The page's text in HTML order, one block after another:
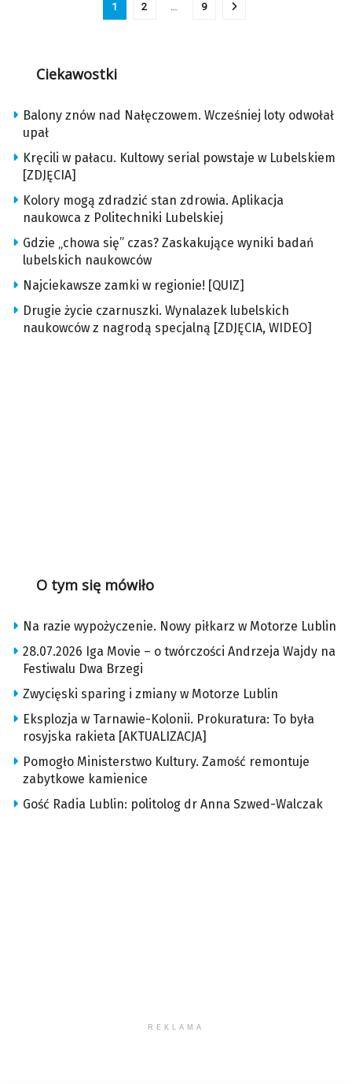
1 2 … 9
Ciekawostki
Balony znów nad Nałęczowem. Wcześniej loty odwołał
upał
Kręcili w pałacu. Kultowy serial powstaje w Lubelskiem
[ZDJĘCIA]
Kolory mogą zdradzić stan zdrowia. Aplikacja
naukowca z Politechniki Lubelskiej
Gdzie „chowa się” czas? Zaskakujące wyniki badań
lubelskich naukowców
Najciekawsze zamki w regionie! [QUIZ]
Drugie życie czarnuszki. Wynalazek lubelskich
naukowców z nagrodą specjalną [ZDJĘCIA, WIDEO]
O tym się mówiło
Na razie wypożyczenie. Nowy piłkarz w Motorze Lublin
28.07.2026 Iga Movie – o twórczości Andrzeja Wajdy na
Festiwalu Dwa Brzegi
Zwycięski sparing i zmiany w Motorze Lublin
Eksplozja w Tarnawie-Kolonii. Prokuratura: To była
rosyjska rakieta [AKTUALIZACJA]
Pomogło Ministerstwo Kultury. Zamość remontuje
zabytkowe kamienice
Gość Radia Lublin: politolog dr Anna Szwed-Walczak
REKLAMA